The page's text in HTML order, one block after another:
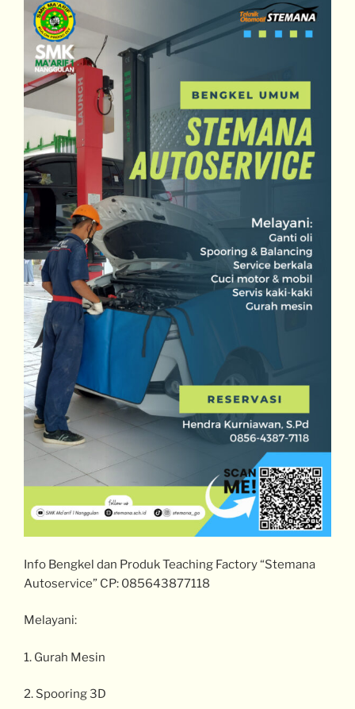
Info Bengkel dan Produk Teaching Factory “Stemana
Autoservice” CP: 085643877118
Melayani:
1. Gurah Mesin
2. Spooring 3D